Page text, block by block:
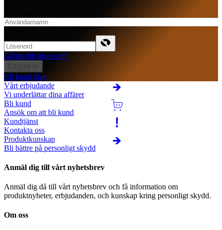
Användarnamn*
Lösenord*
Glömt ditt lösenord?
Logga in
Bli kund idag
Vårt erbjudande
Vi underlättar dina affärer
Bli kund
Ansök om att bli kund
Kundtjänst
Kontakta oss
Produktkunskap
Bli bättre på personligt skydd
Anmäl dig till vårt nyhetsbrev
Anmäl dig då till vårt nyhetsbrev och få information om
produktnyheter, erbjudanden, och kunskap kring personligt skydd.
Om oss